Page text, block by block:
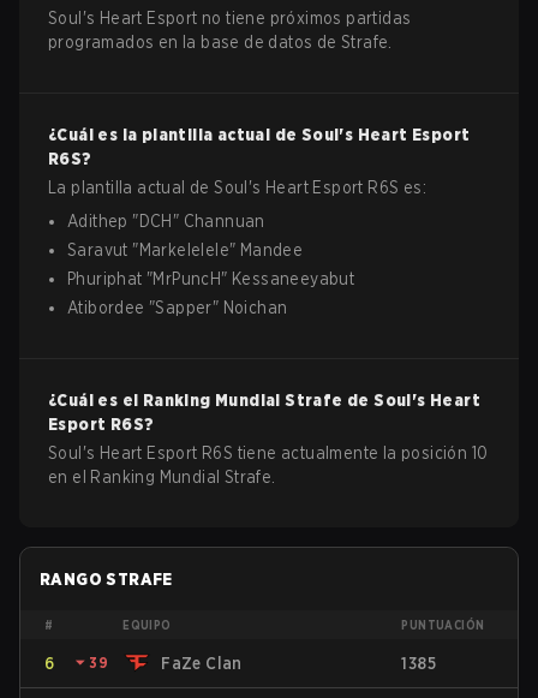
Soul's Heart Esport no tiene próximos partidas
programados en la base de datos de Strafe.
¿Cuál es la plantilla actual de Soul's Heart Esport
R6S?
La plantilla actual deSoul's Heart Esport R6S es:
Adithep "DCH " Channuan
Saravut "Markelelele" Mandee
Phuriphat "MrPuncH" Kessaneeyabut
Atibordee "Sapper" Noichan
¿Cuál es el Ranking Mundial Strafe deSoul's Heart
Esport R6S?
Soul's Heart Esport R6S tiene actualmente la posición 10
en el Ranking Mundial Strafe.
RANGO STRAFE
# EQUIPO PUNTUACIÓN
6 ⏷ 39 FaZe Clan 1385